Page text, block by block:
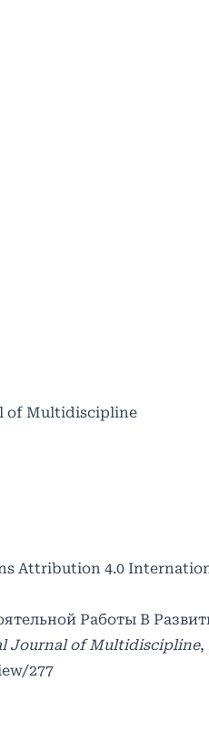
of Multidiscipline
Attribution 4.0
Работы В
Journal of Multidiscipline,
277